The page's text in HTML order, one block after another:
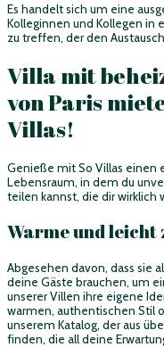
Es handelt sich um eine
Kolleginnen und Kollegen in
zu treffen, der den
Villa mit
von Paris
Villas!
Genieße mit So Villas einen
Lebensraum, in dem du
teilen kannst, die dir wirklich
Warme und leicht
Abgesehen davon, dass sie
deine Gäste brauchen, um
unserer Villen ihre eigene
warmen, authentischen Stil
unserem Katalog, der aus
finden, die all deine